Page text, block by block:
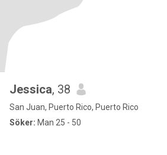
Jessica, 38
San Juan, Puerto Rico, Puerto Rico
Söker: Man 25 - 50